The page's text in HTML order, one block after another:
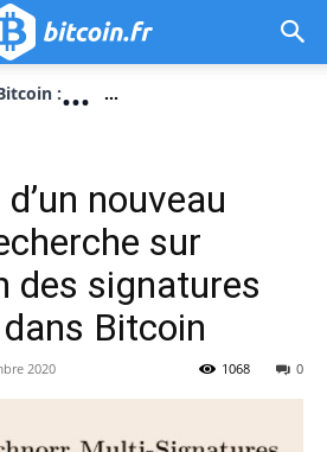
:... ...
nouveau
sur
des signatures
Bitcoin
2020 0
1068